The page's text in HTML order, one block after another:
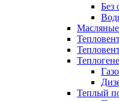
Без
Теплый